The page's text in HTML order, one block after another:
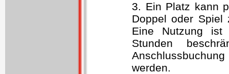
3. Ein Platz kann
Doppel oder Spiel
Eine Nutzung ist
Stunden
werden.